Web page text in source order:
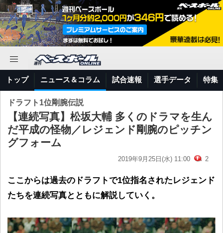
トップ ニュース＆コラム 試合速報 選手データ 特集
ドラフト1位剛腕伝説
【連続写真】松坂大輔 多くのドラマを生ん
だ平成の怪物／レジェンド剛腕のピッチン
グフォーム
2019年9月25日(水) 11:00 2
ここからは過去のドラフトで1位指名されたレジェンド
たちを連続写真とともに解説していく。